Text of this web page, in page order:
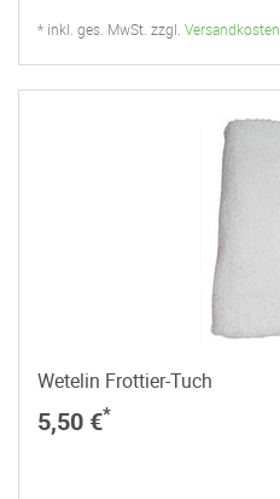
* inkl. ges. MwSt. zzgl. Versandkosten
Wetelin Frottier-Tuch
5,50 €*